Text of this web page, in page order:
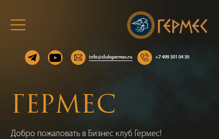
info@clubgermes.ru +7 499 301 04 30
ГЕРМЕС
Добро пожаловать в Бизнес клуб Гермес!